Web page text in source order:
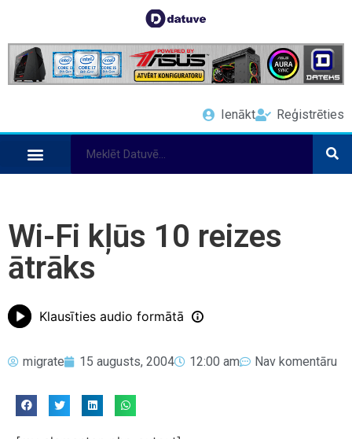
Ienākt Reģistrēties
Wi-Fi kļūs 10 reizes
ātrāks
Klausīties audio formātā
migrate 15 augusts, 2004 12:00 am Nav komentāru